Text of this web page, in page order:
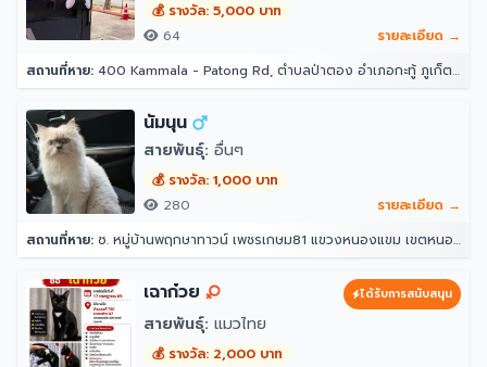
💰 รางวัล: 5,000 บาท
64
รายละเอียด →
สถานที่หาย: 400 Kammala - Patong Rd, ตำบลป่าตอง อำเภอกะทู้ ภูเก็ต 83150 โรงแรมอินโดจีนรีสอร์ท - ตาลิมารีสอร์ท
นัมนุน
สายพันธุ์: อื่นๆ
💰 รางวัล: 1,000 บาท
280
รายละเอียด →
สถานที่หาย: ซ. หมู่บ้านพฤกษาทาวน์ เพชรเกษม81 แขวงหนองแขม เขตหนองแขม กรุงเทพมหานคร 10160
เฉาก๋วย ได้รับการสนับสนุน
สายพันธุ์: แมวไทย
💰 รางวัล: 2,000 บาท